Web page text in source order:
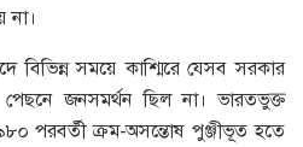
না।
বিভিন্ন সময়ে কাশ্মিরে যেসব সরকার
জনসমর্থন ছিল না। ভারতভুক্ত
পরবর্তী ক্রম-অসন্তোষ পুঞ্জীভূত হতে